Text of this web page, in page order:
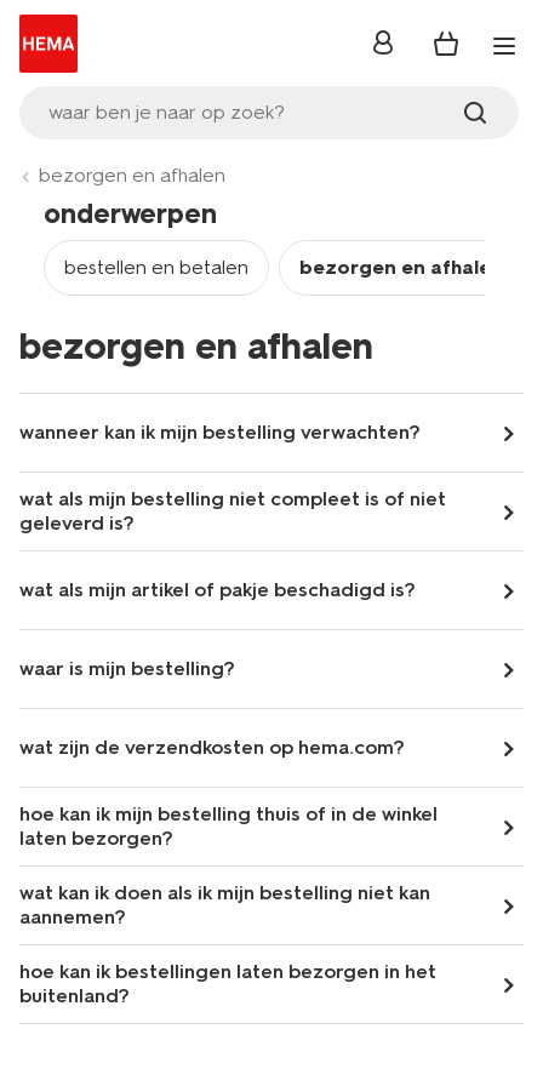
waar ben je naar op zoek?
inloggen
bezorgen en afhalen
onderwerpen
bestellen en betalen bezorgen en afhalen
bezorgen en afhalen
wanneer kan ik mijn bestelling verwachten?
wat als mijn bestelling niet compleet is of niet
geleverd is?
wat als mijn artikel of pakje beschadigd is?
waar is mijn bestelling?
wat zijn de verzendkosten op hema.com?
hoe kan ik mijn bestelling thuis of in de winkel
laten bezorgen?
wat kan ik doen als ik mijn bestelling niet kan
aannemen?
hoe kan ik bestellingen laten bezorgen in het
buitenland?